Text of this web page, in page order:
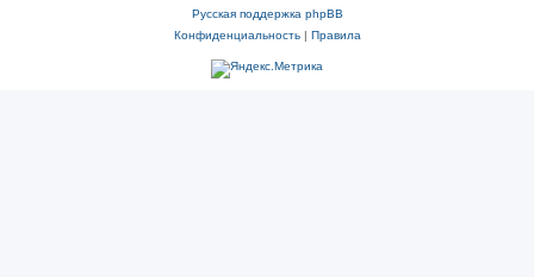
Русская поддержка phpBB
Конфиденциальность| Правила